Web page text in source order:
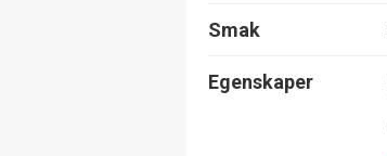
Smak
Egenskaper